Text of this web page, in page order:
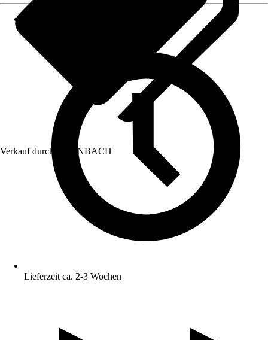
Verkauf durch: HORNBACH
Lieferzeit ca. 2-3 Wochen